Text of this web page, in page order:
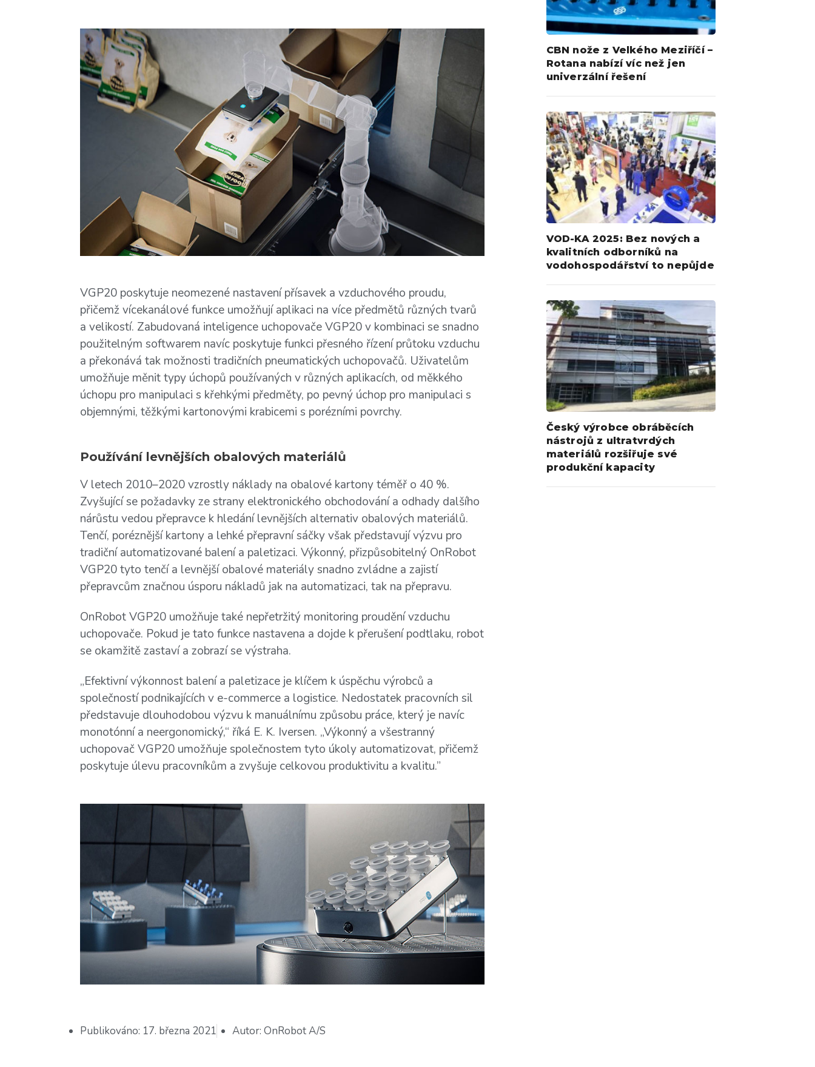
VGP20 poskytuje neomezené nastavení přísavek a vzduchového proudu,
přičemž vícekanálové funkce umožňují aplikaci na více předmětů různých tvarů
a velikostí. Zabudovaná inteligence uchopovače VGP20 v kombinaci se snadno
použitelným softwarem navíc poskytuje funkci přesného řízení průtoku vzduchu
a překonává tak možnosti tradičních pneumatických uchopovačů. Uživatelům
umožňuje měnit typy úchopů používaných v různých aplikacích, od měkkého
úchopu pro manipulaci s křehkými předměty, po pevný úchop pro manipulaci s
objemnými, těžkými kartonovými krabicemi s porézními povrchy.
Používání levnějších obalových materiálů
V letech 2010–2020 vzrostly náklady na obalové kartony téměř o 40 %.
Zvyšující se požadavky ze strany elektronického obchodování a odhady dalšího
nárůstu vedou přepravce k hledání levnějších alternativ obalových materiálů.
Tenčí, poréznější kartony a lehké přepravní sáčky však představují výzvu pro
tradiční automatizované balení a paletizaci. Výkonný, přizpůsobitelný OnRobot
VGP20 tyto tenčí a levnější obalové materiály snadno zvládne a zajistí
přepravcům značnou úsporu nákladů jak na automatizaci, tak na přepravu.
OnRobot VGP20 umožňuje také nepřetržitý monitoring proudění vzduchu
uchopovače. Pokud je tato funkce nastavena a dojde k přerušení podtlaku, robot
se okamžitě zastaví a zobrazí se výstraha.
„Efektivní výkonnost balení a paletizace je klíčem k úspěchu výrobců a
společností podnikajících v e-commerce a logistice. Nedostatek pracovních sil
představuje dlouhodobou výzvu k manuálnímu způsobu práce, který je navíc
monotónní a neergonomický,“ říká E. K. Iversen. „Výkonný a všestranný
uchopovač VGP20 umožňuje společnostem tyto úkoly automatizovat, přičemž
poskytuje úlevu pracovníkům a zvyšuje celkovou produktivitu a kvalitu.”
Publikováno: 17. března 2021 Autor: OnRobot A/S
CBN nože z Velkého Meziříčí –
Rotana nabízí víc než jen
univerzální řešení
VOD-KA 2025: Bez nových a
kvalitních odborníků na
vodohospodářství to nepůjde
Český výrobce obráběcích
nástrojů z ultratvrdých
materiálů rozšiřuje své
produkční kapacity